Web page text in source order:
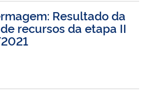
Resultado da
recursos da etapa II